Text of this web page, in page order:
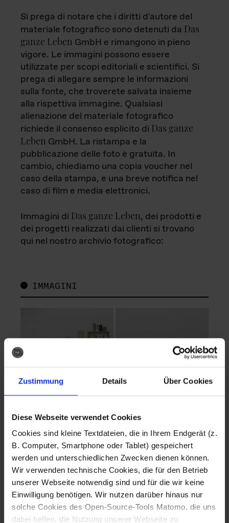
Zustimmung Details Über Cookies
Diese Webseite verwendet Cookies
Cookies sind kleine Textdateien, die in Ihrem Endgerät (z.
B. Computer, Smartphone oder Tablet) gespeichert
werden und unterschiedlichen Zwecken dienen können.
Wir verwenden technische Cookies, die für den Betrieb
unserer Webseite notwendig sind und für die wir keine
Einwilligung benötigen. Wir nutzen darüber hinaus nur
solche Cookies des Open-Source-Tools Matomo, die uns
dabei helfen, die Nutzung unserer Webseite zu
Si prega di notare che i diritti d'autore del
materiale fotografico sono detenuti da Das
ganze Leben GmbH e rimangono in pieno
vigore. Le immagini possono essere
utilizzate per scopi editoriali e scientifici. Si
prega di allegare sempre le informazioni
sulla fonte, che troverete salvata insieme
alla rispettiva immagine. Qualsiasi
alienazione del materiale fotografico
richiede il consenso esplicito di Das ganze
Leben GmbH. La ristampa e la
pubblicazione delle foto è gratuita. In
cambio, chiediamo una copia voucher nel
caso della stampa, e una breve notifica nel
caso di film e media elettronici.
Immagini di Das ganze Leben, dei prodotti e
dei progetti realizzati dai clienti si trovano
qui nel nostro archivio fotografico:
IMMAGINI
Fotografo: Lorenz
Sternbach
Download
Fotografo: Lorenz
Sternbach
Download